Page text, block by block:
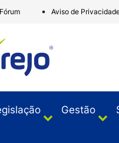
Fórum Aviso de
Gestão